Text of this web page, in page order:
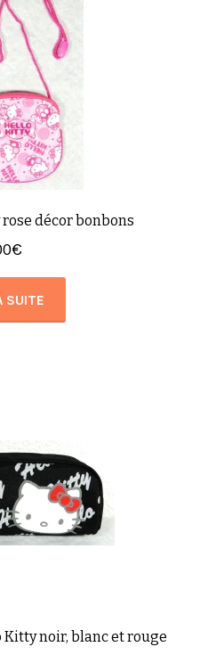
décor bonbons
€
SUITE
noir, blanc et rouge